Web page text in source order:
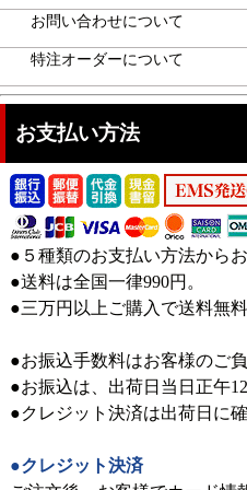
お問い合わせについて
特注オーダーについて
お支払い方法
●５種類のお支払い方法から
●送料は全国一律990円。
●三万円以上ご購入で送料無料
●お振込手数料はお客様のご
●お振込は、出荷日当日正午
●クレジット決済は出荷日に
●クレジット決済